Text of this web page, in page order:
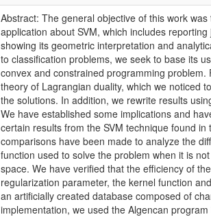
Abstract: The general objective of this work
application about SVM, which includes
showing its geometric interpretation and
to classification problems, we seek to base its
convex and constrained programming
theory of Lagrangian duality, which we noticed
the solutions. In addition, we rewrite results
We have established some implications and
certain results from the SVM technique found
comparisons have been made to analyze the
function used to solve the problem when it is
space. We have verified that the efficiency of
regularization parameter, the kernel function
an artificially created database composed of
implementation, we used the Algencan